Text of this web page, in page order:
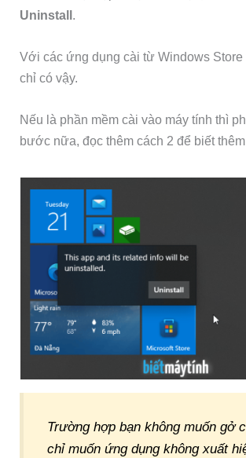
Uninstall
Với các ứng dụng cài từ Windows
chỉ có vậy.
Nếu là phần mềm cài vào máy tính thì
bước nữa, đọc thêm cách 2 để biết
Trường hợp bạn không muốn gở
chỉ muốn ứng dụng không xuất